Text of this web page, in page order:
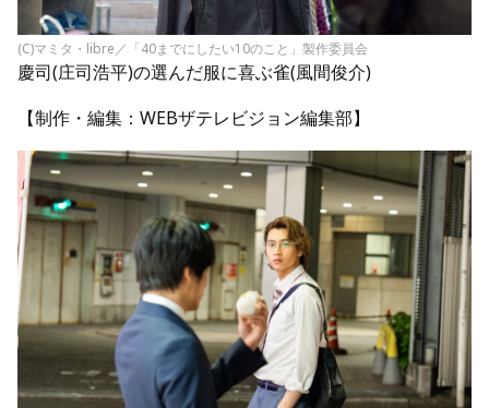
(C)マミタ・libre／「40までにしたい10のこと」製作委員会
慶司(庄司浩平)の選んだ服に喜ぶ雀(風間俊介)
【制作・編集：WEBザテレビジョン編集部】